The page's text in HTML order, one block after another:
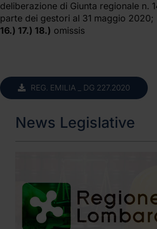
deliberazione di Giunta regionale n.
parte dei gestori al 31 maggio 2020;
16.) 17.) 18.) omissis
REG. EMILIA _ DG 227.2020
News Legislative